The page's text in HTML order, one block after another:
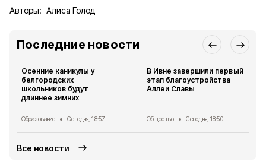
Авторы: Алиса Голод
Последние новости
Осенние каникулы у
белгородских
школьников будут
длиннее зимних
Образование Сегодня, 18:57
В Ивне завершили первый
этап благоустройства
Аллеи Славы
Общество Сегодня, 18:50
Все новости